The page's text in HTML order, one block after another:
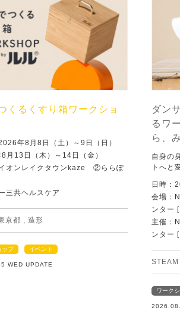
くるくすり箱ワークショ
年8月8日（土）～9日（日）
13日（木）～14日（金）
オンレイクタウンkaze ②ららぽ
三共ヘルスケア
京都 造形
ップ イベント
WED UPDATE
ダン
るワ
ら、
自身の
トへと
日時：
会場：
ンター
主催：
ンター
STEAM
ワーク